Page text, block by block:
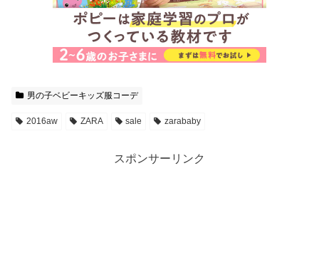
男の子ベビーキッズ服コーデ
2016aw ZARA sale zarababy
スポンサーリンク